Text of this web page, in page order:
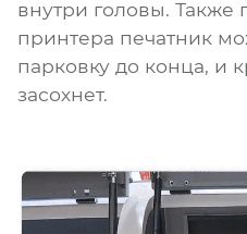
внутри головы. Также
принтера печатник
парковку до конца, и
засохнет.